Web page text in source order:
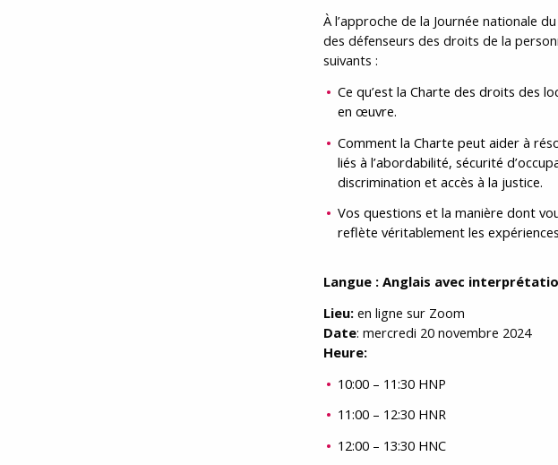
À l’approche de la Journée nationale
des défenseurs des droits de la
suivants :
Ce qu’est la Charte des droits des
en œuvre.
Comment la Charte peut aider à
liés à l’abordabilité, sécurité
discrimination et accès à la justice.
Vos questions et la manière dont
reflète véritablement les
Langue : Anglais avec
Lieu:en ligne sur Zoom
Date: mercredi 20 novembre 2024
Heure:
10:00 – 11:30 HNP
11:00 – 12:30 HNR
12:00 – 13:30 HNC